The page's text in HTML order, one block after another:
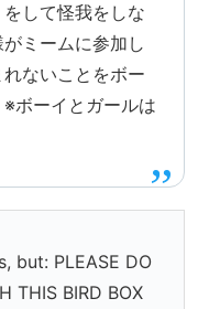
をして怪我をしな
ミームに参加し
ないことをボー
ボーイとガールは
but: PLEASE DO
THIS BIRD BOX